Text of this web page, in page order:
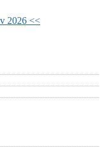
2026 <<